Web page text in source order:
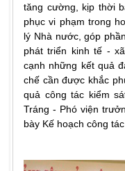
tăng cường, kịp thời
phục vi phạm trong
lý Nhà nước, góp
phát triển kinh tế -
cạnh những kết quả
chế cần được khắc
quả công tác kiểm
Tráng - Phó viện
bày Kế hoạch công